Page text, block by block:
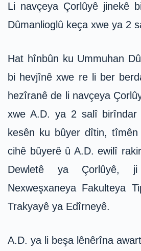
Li navçeya Çorlûyê jinekê
Dûmanlioglû keça xwe ya 2
Hat hînbûn ku Ummuhan
bi hevjînê xwe re li ber
hezîranê de li navçeya
xwe A.D. ya 2 salî
kesên ku bûyer dîtin, tîmên
cihê bûyerê û A.D. ewilî
Dewletê ya
Nexweşxaneya Fakulteya
Trakyayê ya Edîrneyê.
A.D. ya li beşa lênêrîna